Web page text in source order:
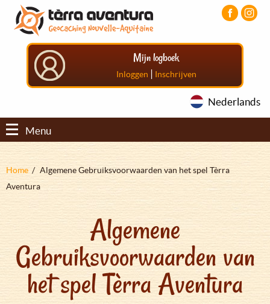
Overslaan
naar
Aller
menu
principal
Aller
pied
Mijn logboek
Inloggen | Inschrijven
Nederlands
Menu
Kruimelpad
Home
Algemene Gebruiksvoorwaarden van het spel Tèrra
Aventura
Algemene
Gebruiksvoorwaarden van
het spel Tèrra Aventura